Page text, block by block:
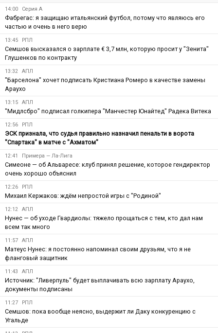
14:00 Серия А
Фабрегас: я защищаю итальянский футбол, потому что являюсь его
частью и очень в него верю
13:45 РПЛ
Семшов высказался о зарплате € 3,7 млн, которую просит у "Зенита"
Глушенков по контракту
13:32 АПЛ
"Барселона" хочет подписать Кристиана Ромеро в качестве замены
Араухо
13:15 АПЛ
"Мидлсбро" подписал голкипера "Манчестер Юнайтед" Радека Витека
12:56 РПЛ
ЭСК признала, что судья правильно назначил пенальти в ворота
"Спартака" в матче с "Ахматом"
12:41 Примера — Ла-Лига
Симеоне — об Альваресе: клуб принял решение, которое гендиректор
очень хорошо объяснил
12:26 РПЛ
Михаил Кержаков: ждём непростой игры с "Родиной"
12:12 АПЛ
Нунес — об уходе Гвардиолы: тяжело прощаться с тем, кто дал нам
всем так много
11:57 АПЛ
Матеус Нунес: я постоянно напоминал своим друзьям, что я не
фланговый защитник
11:43 АПЛ
Источник: "Ливерпуль" будет выплачивать всю зарплату Араухо,
документы подписаны
11:27 РПЛ
Семшов: пока вообще неясно, выдержит ли Даку конкуренцию с
Угальде